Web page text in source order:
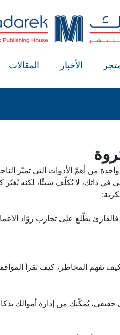
الأخبار المقالات
من أهمّ الأدوات التي تميّز
في ذاتك، لا يُكلّف شيئًا، لكنه
يطّلع على تجارب روّاد
كيف تفهم المخاطر، كيف تقرأ
حقيقي، يُمكّنك من إدارة أموالك